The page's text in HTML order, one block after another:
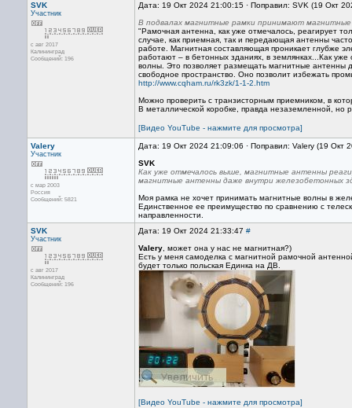
SVK
Участник
с авг 2017
Калининград
Сообщений: 196
Дата: 19 Окт 2024 21:00:15 · Поправил: SVK (19 Окт
В подвалах магнитные рамки принимают магнитные
"Рамочная антенна, как уже отмечалось, реагирует
случае, как приемная, так и передающая антенны
работе. Магнитная составляющая проникает глубже
работают – в бетонных зданиях, в землянках...Как
волны. Это позволяет размещать магнитные
свободное пространство. Оно позволит избежать
http://www.cqham.ru/rk3zk/1-1-2.htm
Можно проверить с транзисторным приемником, в
В металлической коробке, правда незаземленной, но
[Видео YouTube - нажмите для просмотра]
Valery
Участник
с мар 2003
Россия
Сообщений: 5821
Дата: 19 Окт 2024 21:09:06 · Поправил: Valery (19 Окт
SVK
Как уже отмечалось выше, магнитные антенны
магнитные антенны даже внутри железобетонных
Моя рамка не хочет принимать магнитные волны в
Единственное ее преимущество по сравнению с
направленности.
SVK
Участник
с авг 2017
Калининград
Сообщений: 196
Дата: 19 Окт 2024 21:33:47 #
Valery , может она у нас не магнитная?)
Есть у меня самоделка с магнитной рамочной
будет только польская Единка на ДВ.
[Видео YouTube - нажмите для просмотра]